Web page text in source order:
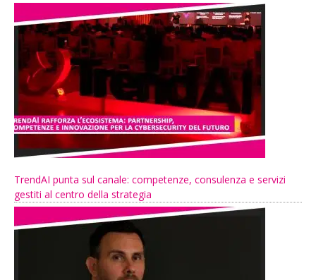
TrendAI punta sul canale: competenze, consulenza e servizi
gestiti al centro della strategia